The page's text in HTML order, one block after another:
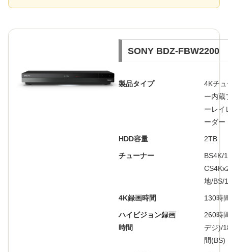
SONY BDZ-FBW2200
製品タイプ
4Kチ
ー内蔵
ーレイ
ーダー
HDD容量 2TB
チューナー
BS4K/
地/BS/
4K録画時間 130時
ハイビジョン録画
時間
260時
デジ)/
間(BS)